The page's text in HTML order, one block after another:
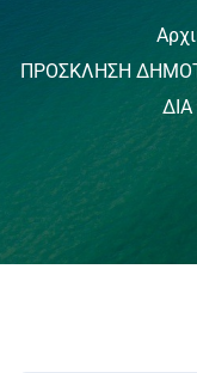
ΠΡΟΣΚΛΗΣΗ